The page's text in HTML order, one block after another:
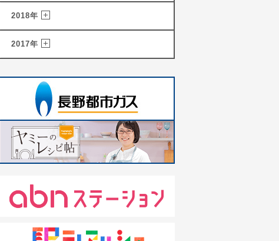
2018年
2017年